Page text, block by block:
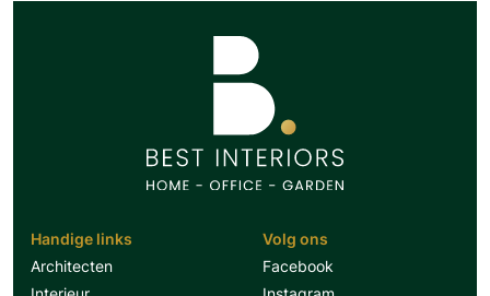
Handige links
Architecten
Volg ons
Facebook